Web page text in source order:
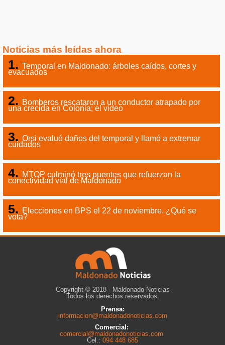
Noticias más leídas ahora
Temporal en Maldonado: árboles caídos, cortes y
evacuados
Bomberos rescataron a un conductor atrapado por
una crecida en Colonia; el video
Orsi evaluó daños del temporal y llamó a extremar
cuidados
MTOP culminó tres puentes que refuerzan la
conectividad vial de Maldonado
Elecciones en BPS el 22 de noviembre. ¿Qué se
vota?
Copyright © 2018 - Maldonado Noticias
Todos los derechos reservados.
Prensa:
informacion@maldonadonoticias.com
Comercial:
comercial@maldonadonoticias.com
Cel.: 094 448 685